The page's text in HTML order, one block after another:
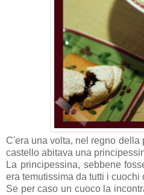
C'era una volta, nel regno della
castello abitava una
La principessina, sebbene
era temutissima da tutti i cuochi
Se per caso un cuoco la